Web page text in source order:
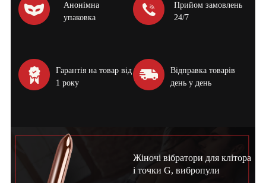
Анонімна
упаковка
Прийом замовлень
24/7
Гарантія на товар від
1 року
Відправка товарів
день у день
Жіночі вібратори для клітора
і точки G, вибропули